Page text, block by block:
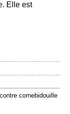
Elle est
cornebidouille